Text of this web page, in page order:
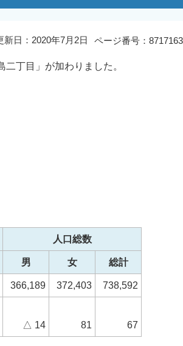
ページ番号：
新日：2020年7月2日
丁目」が加わりました。
人口総数
男 女 総計
366,189 372,403 738,592
△ 14 81 67